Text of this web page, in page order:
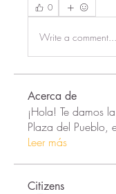
0
Write a comment...
Acerca de
¡Hola! Te damos
Plaza del Pueblo,
Leer más
Citizens